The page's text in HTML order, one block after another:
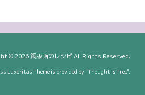
©2026銅版画のレシピAll Rights Reserved.
Luxeritas Theme is provided by "Thought is free".